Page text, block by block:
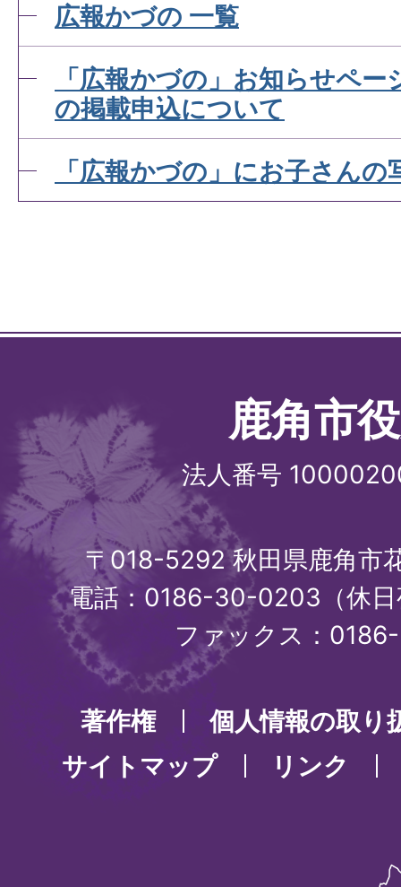
広報かづの 一覧
「広報かづの」お知らせペ
の掲載申込について
「広報かづの」にお子さん
鹿角市
法人番号
〒018-5292 秋田県鹿角市
電話：0186-30-0203（休
ファックス：
著作権
個人情報の取り
サイトマップ
リンク